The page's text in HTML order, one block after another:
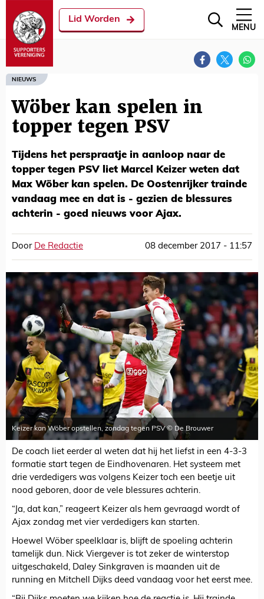
Lid Worden
MENU
NIEUWS
Wöber kan spelen in
topper tegen PSV
Tijdens het perspraatje in aanloop naar de
topper tegen PSV liet Marcel Keizer weten dat
Max Wöber kan spelen. De Oostenrijker trainde
vandaag mee en dat is - gezien de blessures
achterin - goed nieuws voor Ajax.
Door De Redactie 08 december 2017 - 11:57
Keizer kan Wöber opstellen, zondag tegen PSV © De Brouwer
De coach liet eerder al weten dat hij het liefst in een 4-3-3
formatie start tegen de Eindhovenaren. Het systeem met
drie verdedigers was volgens Keizer toch een beetje uit
nood geboren, door de vele blessures achterin.
“Ja, dat kan,” reageert Keizer als hem gevraagd wordt of
Ajax zondag met vier verdedigers kan starten.
Hoewel Wöber speelklaar is, blijft de spoeling achterin
tamelijk dun. Nick Viergever is tot zeker de winterstop
uitgeschakeld, Daley Sinkgraven is maanden uit de
running en Mitchell Dijks deed vandaag voor het eerst mee.